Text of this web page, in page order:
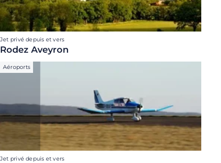
Jet privé depuis et vers
Rodez Aveyron
Aéroports
Jet privé depuis et vers